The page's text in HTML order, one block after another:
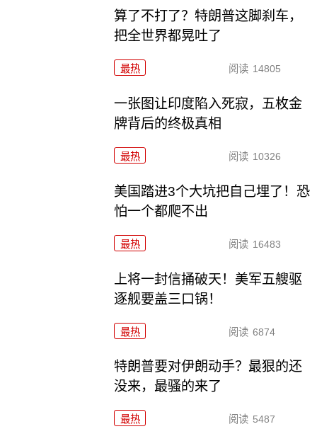
算了不打了？特朗普这脚刹车，
把全世界都晃吐了
最热 阅读 14805
一张图让印度陷入死寂，五枚金
牌背后的终极真相
最热 阅读 10326
美国踏进3个大坑把自己埋了！恐
怕一个都爬不出
最热 阅读 16483
上将一封信捅破天！美军五艘驱
逐舰要盖三口锅！
最热 阅读 6874
特朗普要对伊朗动手？最狠的还
没来，最骚的来了
最热 阅读 5487